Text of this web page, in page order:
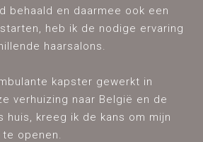
behaald en daarmee ook een
heb ik de nodige ervaring
haarsalons.
kapster gewerkt in
verhuizing naar België en de
huis, kreeg ik de kans om mijn
openen.